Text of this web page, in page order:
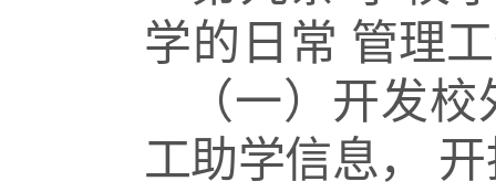
学的日常 管理
（一）开发
工助学信息，